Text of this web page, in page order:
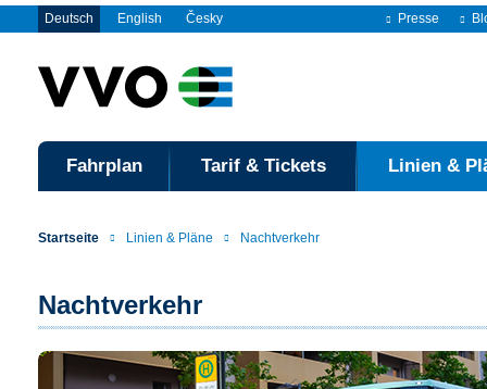
Deutsch English Česky Presse
Fahrplan Tarif & Tickets Linien &
Startseite Linien & Pläne Nachtverkehr
Nachtverkehr